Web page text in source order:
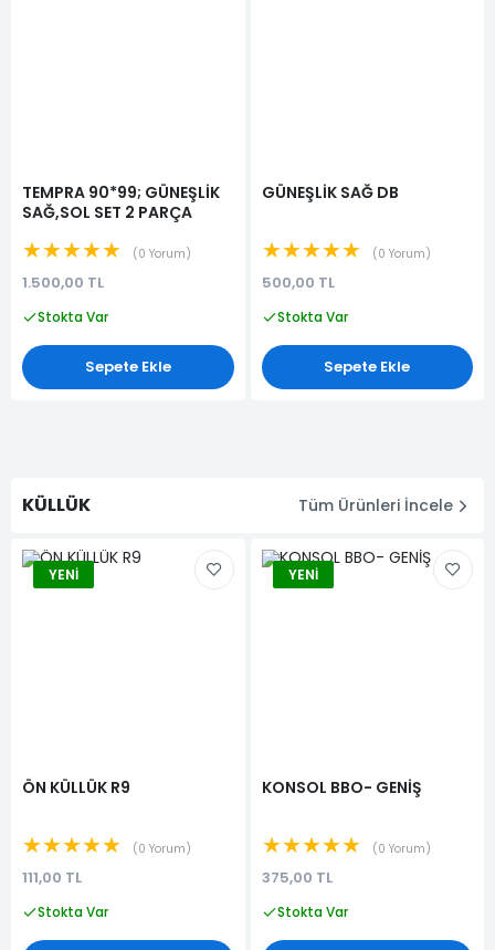
TEMPRA 90*99; GÜNEŞLİK
SAĞ,SOL SET 2 PARÇA
★★★★★ 0 Yorum
1.500,00 TL
Stokta Var
Sepete Ekle
GÜNEŞLİK SAĞ DB
★★★★★ 0 Yorum
500,00 TL
Stokta Var
Sepete Ekle
KÜLLÜK Tüm Ürünleri İncele
YENI
ÖN KÜLLÜK R9
★★★★★ 0 Yorum
111,00 TL
Stokta Var
YENI
KONSOL BBO- GENİŞ
★★★★★ 0 Yorum
375,00 TL
Stokta Var